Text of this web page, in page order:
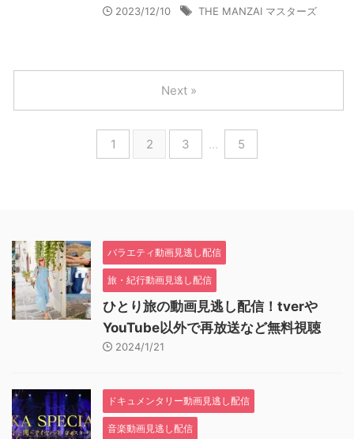
2023/12/10 THE MANZAI マスターズ
1 2 3 … 5
Next »
バラエティ動画見逃し配信
旅・紀行動画見逃し配信
ひとり旅の動画見逃し配信！tverや
YouTube以外で再放送など無料視聴
2024/1/21
ドキュメンタリー動画見逃し配信
音楽動画見逃し配信